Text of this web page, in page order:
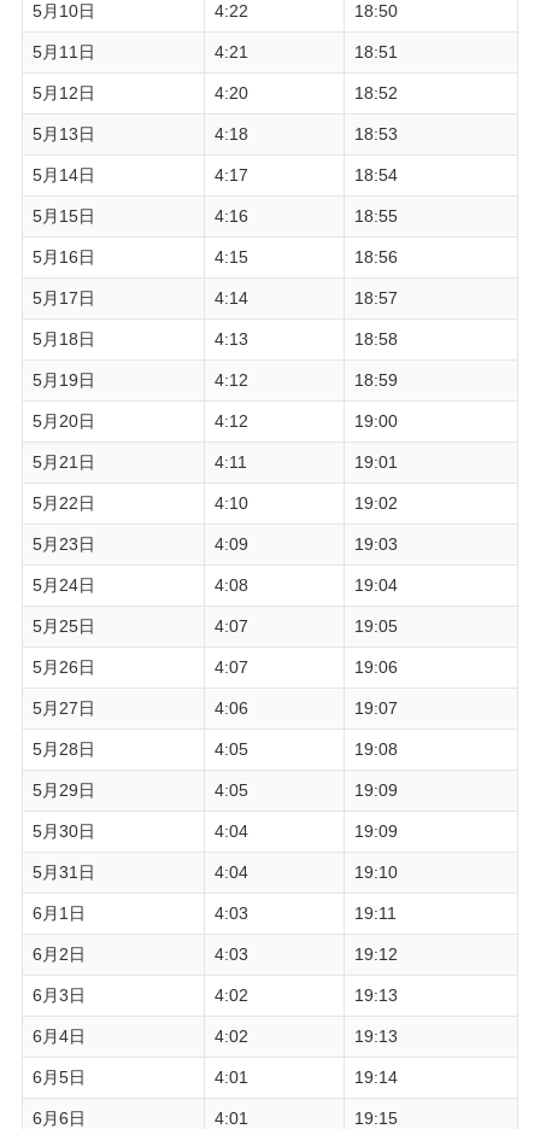
5月10日 4:22 18:50
5月11日 4:21 18:51
5月12日 4:20 18:52
5月13日 4:18 18:53
5月14日 4:17 18:54
5月15日 4:16 18:55
5月16日 4:15 18:56
5月17日 4:14 18:57
5月18日 4:13 18:58
5月19日 4:12 18:59
5月20日 4:12 19:00
5月21日 4:11 19:01
5月22日 4:10 19:02
5月23日 4:09 19:03
5月24日 4:08 19:04
5月25日 4:07 19:05
5月26日 4:07 19:06
5月27日 4:06 19:07
5月28日 4:05 19:08
5月29日 4:05 19:09
5月30日 4:04 19:09
5月31日 4:04 19:10
6月1日 4:03 19:11
6月2日 4:03 19:12
6月3日 4:02 19:13
6月4日 4:02 19:13
6月5日 4:01 19:14
6月6日 4:01 19:15